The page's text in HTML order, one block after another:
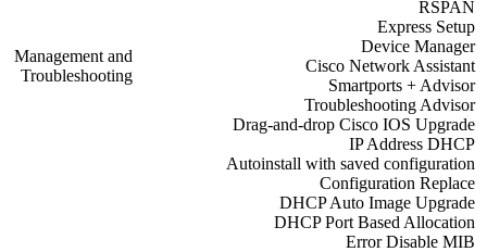
RSPAN
Express Setup
Device Manager
Cisco Network Assistant
Smartports + Advisor
Troubleshooting Advisor
Drag-and-drop Cisco IOS Upgrade
IP Address DHCP
Autoinstall with saved configuration
Configuration Replace
DHCP Auto Image Upgrade
DHCP Port Based Allocation
Error Disable MIB
Management and
Troubleshooting